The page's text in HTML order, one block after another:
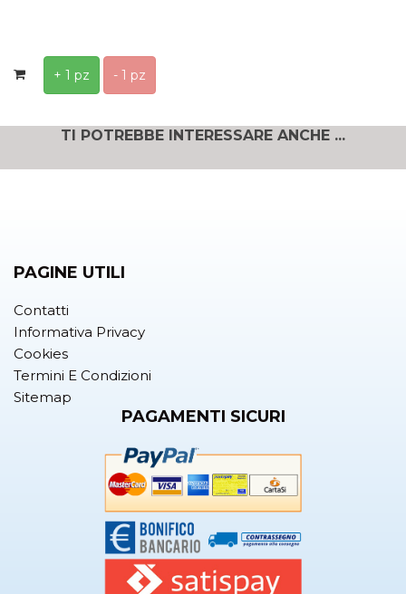
+ 1 pz - 1 pz
TI POTREBBE INTERESSARE ANCHE ...
PAGINE UTILI
Contatti
Informativa Privacy
Cookies
Termini E Condizioni
Sitemap
PAGAMENTI SICURI